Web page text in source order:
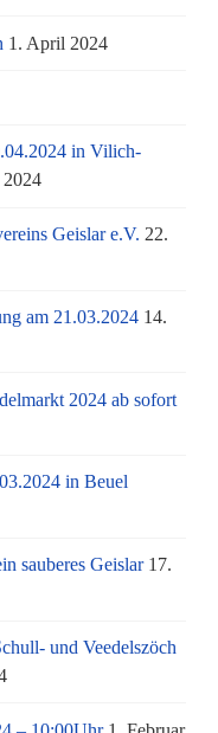
1. April 2024
in Vilich-
Geislar e.V. 22.
am 21.03.2024 14.
2024 ab sofort
in Beuel
sauberes Geislar 17.
und Veedelszöch